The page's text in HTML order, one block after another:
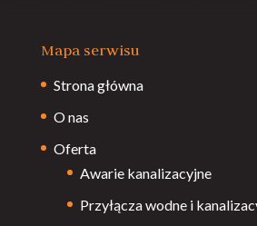
Mapa serwisu
Strona główna
O nas
Oferta
Awarie kanalizacyjne
Przyłącza wodne i